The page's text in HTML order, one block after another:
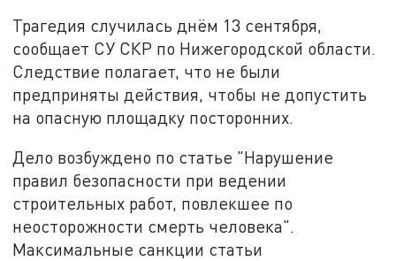
Трагедия случилась днём 13 сентября,
сообщает СУ СКР по Нижегородской области.
Следствие полагает, что не были
предприняты действия, чтобы не допустить
на опасную площадку посторонних.
Дело возбуждено по статье "Нарушение
правил безопасности при ведении
строительных работ, повлекшее по
неосторожности смерть человека".
Максимальные санкции статьи